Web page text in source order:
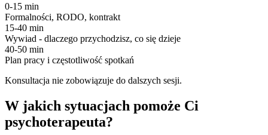
0-15 min
Formalności, RODO, kontrakt
15-40 min
Wywiad - dlaczego przychodzisz, co się dzieje
40-50 min
Plan pracy i częstotliwość spotkań
Konsultacja nie zobowiązuje do dalszych sesji.
W jakich sytuacjach pomoże Ci
psychoterapeuta?